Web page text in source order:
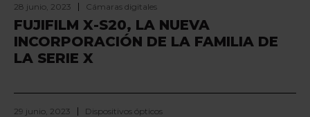
28 junio, 2023 Cámaras digitales
FUJIFILM X-S20, LA NUEVA
INCORPORACIÓN DE LA FAMILIA DE
LA SERIE X
29 junio, 2023 Dispositivos ópticos